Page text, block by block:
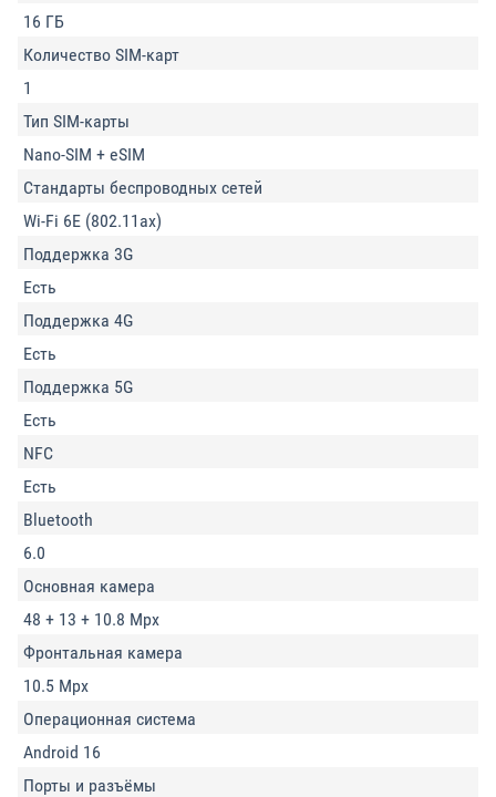
16 ГБ
Количество SIM-карт
1
Тип SIM-карты
Nano-SIM + eSIM
Стандарты беспроводных сетей
Wi-Fi 6E (802.11ax)
Поддержка 3G
Есть
Поддержка 4G
Есть
Поддержка 5G
Есть
NFC
Есть
Bluetooth
6.0
Основная камера
48 + 13 + 10.8 Mpx
Фронтальная камера
10.5 Mpx
Операционная система
Android 16
Порты и разъёмы